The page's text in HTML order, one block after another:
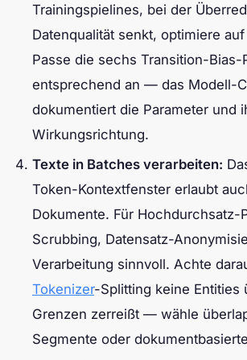
Trainingspielines, bei der
Datenqualität senkt, optimiere
Passe die sechs Transition-Bias-
entsprechend an — das Modell-
dokumentiert die Parameter und
Wirkungsrichtung.
Texte in Batches verarbeiten:
Token-Kontextfenster erlaubt
Dokumente. Für Hochdurchsatz-
Scrubbing, Datensatz-
Verarbeitung sinnvoll. Achte
Tokenizer-Splitting keine Entities
Grenzen zerreißt — wähle
Segmente oder